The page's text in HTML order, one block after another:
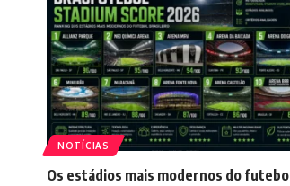
NOTÍCIAS
Os estádios mais modernos do futebol